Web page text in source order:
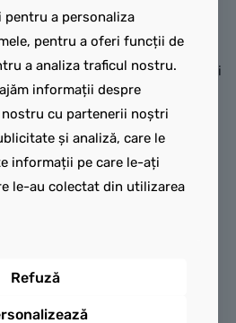
™
cu un AT-AT pentru adulți
(75440). Recreează detaliile
autentice ale emblematicului
vehicul walker AT-AT, așa
cum apare el în rândul
forțelor terestre ale
Imperiului Galactic. Adaugă
un snowspeeder al Alianței
palpitantă din Războiul
a personaliza
pentru a oferi funcții de
a analiza traficul nostru.
informații despre
cu partenerii noștri
și analiză, care le
informații pe care le-ați
le-au colectat din utilizarea
Refuză